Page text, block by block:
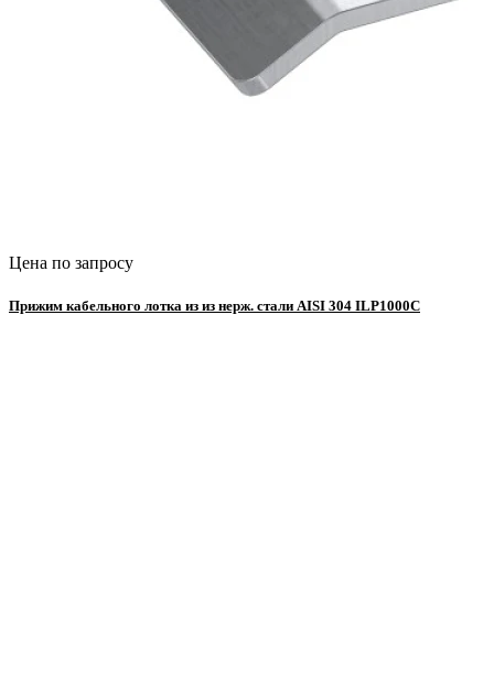
Цена по запросу
Прижим кабельного лотка из из нерж. стали AISI 304 ILP1000C